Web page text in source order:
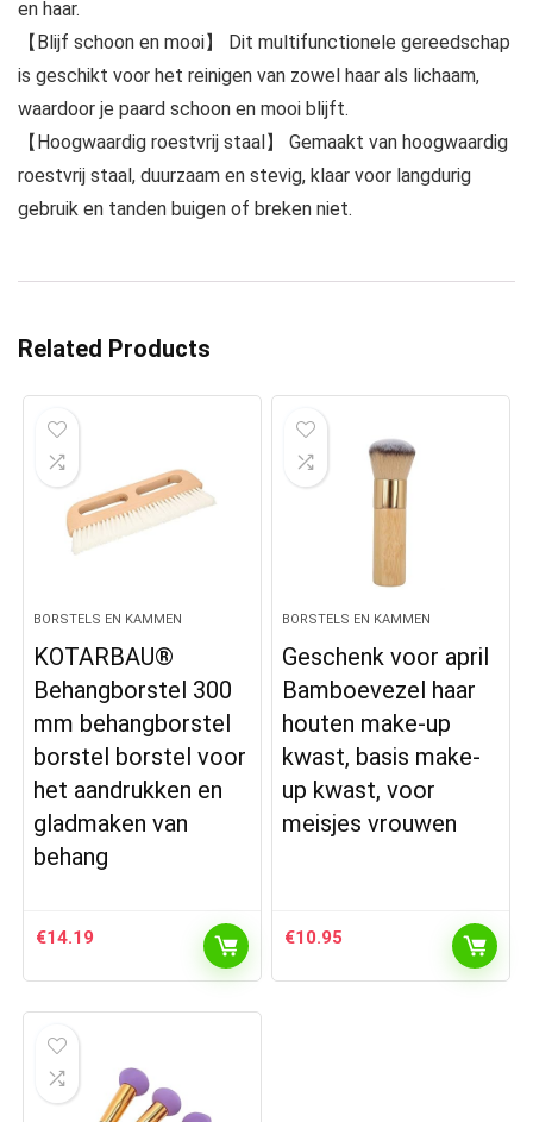
en haar.
【Blijf schoon en mooi】 Dit multifunctionele gereedschap
is geschikt voor het reinigen van zowel haar als lichaam,
waardoor je paard schoon en mooi blijft.
【Hoogwaardig roestvrij staal】 Gemaakt van hoogwaardig
roestvrij staal, duurzaam en stevig, klaar voor langdurig
gebruik en tanden buigen of breken niet.
Related Products
BORSTELS EN KAMMEN
KOTARBAU®
Behangborstel 300
mm behangborstel
borstel borstel voor
het aandrukken en
gladmaken van
behang
€14.19
BORSTELS EN KAMMEN
Geschenk voor april
Bamboevezel haar
houten make-up
kwast, basis make-
up kwast, voor
meisjes vrouwen
€10.95